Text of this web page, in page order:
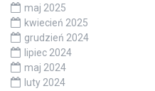
maj 2025
kwiecień 2025
grudzień 2024
lipiec 2024
maj 2024
luty 2024